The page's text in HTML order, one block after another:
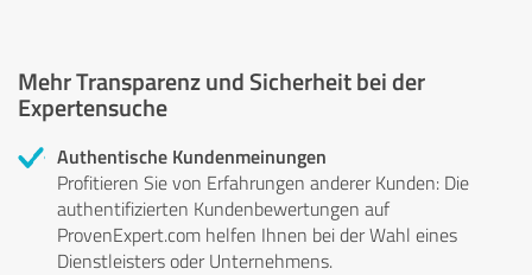
Mehr Transparenz und Sicherheit bei der
Expertensuche
Authentische Kundenmeinungen
Profitieren Sie von Erfahrungen anderer Kunden: Die
authentifizierten Kundenbewertungen auf
ProvenExpert.com helfen Ihnen bei der Wahl eines
Dienstleisters oder Unternehmens.